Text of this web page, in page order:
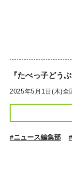
『たべっ子どう
2025年5月1日(木)全
#ニュース編集部